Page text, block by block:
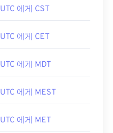
UTC 에게 CST
UTC 에게 CET
UTC 에게 MDT
UTC 에게 MEST
UTC 에게 MET